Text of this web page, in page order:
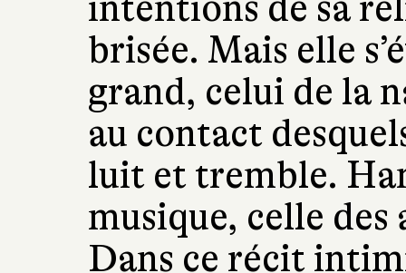
brisée. Mais elle
grand, celui de la
au contact
luit et tremble.
musique, celle
Dans ce récit